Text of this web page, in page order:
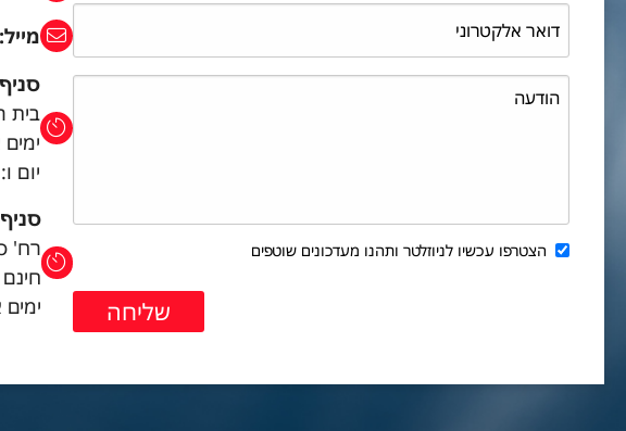
הצטרפו עכשיו לניוזלטר ותהנו מעדכונים שוטפים
מייל:
בית הדפוס 9, גבעת
ימים א’
יום
חינם
ימים א'